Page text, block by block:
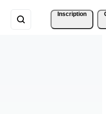
Inscription